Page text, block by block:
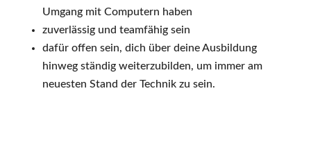
Umgang mit Computern haben
zuverlässig und teamfähig sein
dafür offen sein, dich über deine Ausbildung
hinweg ständig weiterzubilden, um immer am
neuesten Stand der Technik zu sein.